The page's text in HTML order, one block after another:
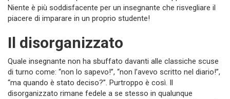
Niente è più soddisfacente per un insegnante che risvegliare il
piacere di imparare in un proprio studente!
Il disorganizzato
Quale insegnante non ha sbuffato davanti alle classiche scuse
di turno come: “non lo sapevo!”, “non l’avevo scritto nel diario!”,
“ma quando è stato deciso?”. Purtroppo è così. Il
disorganizzato rimane fedele a se stesso in qualunque